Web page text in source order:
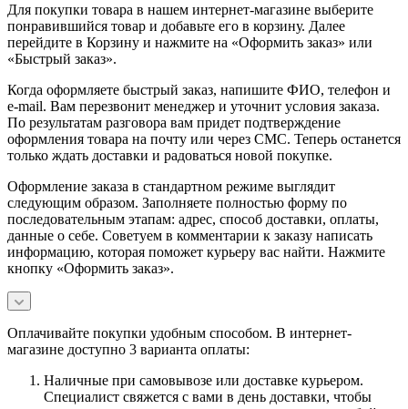
Для покупки товара в нашем интернет-магазине выберите
понравившийся товар и добавьте его в корзину. Далее
перейдите в Корзину и нажмите на «Оформить заказ» или
«Быстрый заказ».
Когда оформляете быстрый заказ, напишите ФИО, телефон и
e-mail. Вам перезвонит менеджер и уточнит условия заказа.
По результатам разговора вам придет подтверждение
оформления товара на почту или через СМС. Теперь останется
только ждать доставки и радоваться новой покупке.
Оформление заказа в стандартном режиме выглядит
следующим образом. Заполняете полностью форму по
последовательным этапам: адрес, способ доставки, оплаты,
данные о себе. Советуем в комментарии к заказу написать
информацию, которая поможет курьеру вас найти. Нажмите
кнопку «Оформить заказ».
Оплачивайте покупки удобным способом. В интернет-
магазине доступно 3 варианта оплаты:
Наличные при самовывозе или доставке курьером.
Специалист свяжется с вами в день доставки, чтобы